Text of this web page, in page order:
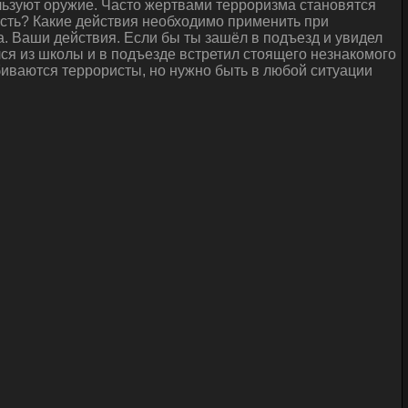
оружие. Часто жертвами терроризма становятся
Какие действия необходимо применить при
Ваши действия. Если бы ты зашёл в подъезд и увидел
из школы и в подъезде встретил стоящего незнакомого
террористы, но нужно быть в любой ситуации